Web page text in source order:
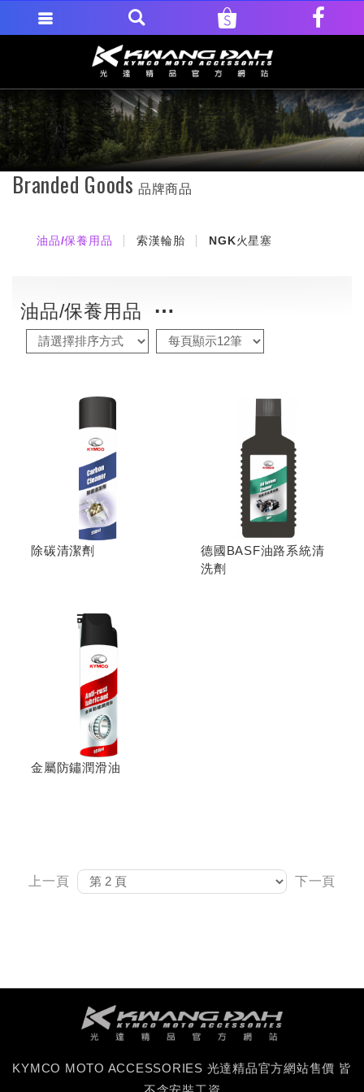
Branded Goods 品牌商品
油品/保養用品 索漢輪胎 NGK火星塞
油品/保養用品
除碳清潔劑
德國BASF油路系統清
洗劑
金屬防鏽潤滑油
上一頁 下一頁
KYMCO MOTO ACCESSORIES 光達精品官方網站售價 皆